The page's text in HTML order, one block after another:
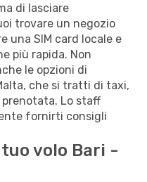
di lasciare
trovare un negozio
una SIM card locale e
più rapida. Non
le opzioni di
che si tratti di taxi,
Lo staff
fornirti consigli
volo Bari -